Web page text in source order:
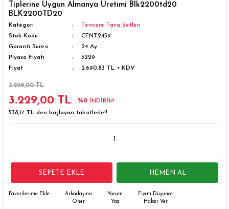
Derin Dondurucular
Puro Dolapları
Şarap Dolapları
Tiplerine Uygun Almanya Üretimi Blk2200td20
BLK2200TD20
Kategori
Tencere Tava Setleri
Stok Kodu
CFNT2459
Garanti Süresi
24 Ay
Piyasa Fiyatı
3229
Fiyat
2.690,83 TL + KDV
3.229,00 TL
3.229,00 TL %0
İNDİRİM
538,17 TL den başlayan taksitlerle!!
SEPETE EKLE HEMEN AL
Arkadaşına
Öner
Yorum
Yaz
Fiyatı Düşünce
Haber Ver